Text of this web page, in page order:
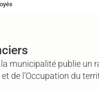
municipalité publie
de l’Occupation du